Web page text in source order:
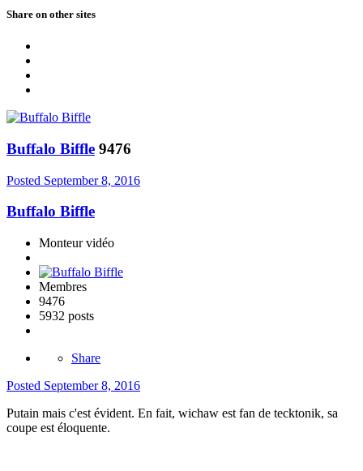
Share on other sites
Buffalo Biffle 9476
Posted September 8, 2016
Buffalo Biffle
Monteur vidéo
Membres
9476
5932 posts
Share
Posted September 8, 2016
Putain mais c'est évident. En fait, wichaw est fan de tecktonik, sa
coupe est éloquente.